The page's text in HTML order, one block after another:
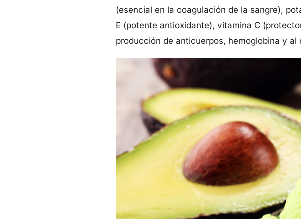
(esencial en la coagulación de la sangre),
E (potente antioxidante), vitamina C
producción de anticuerpos, hemoglobina y